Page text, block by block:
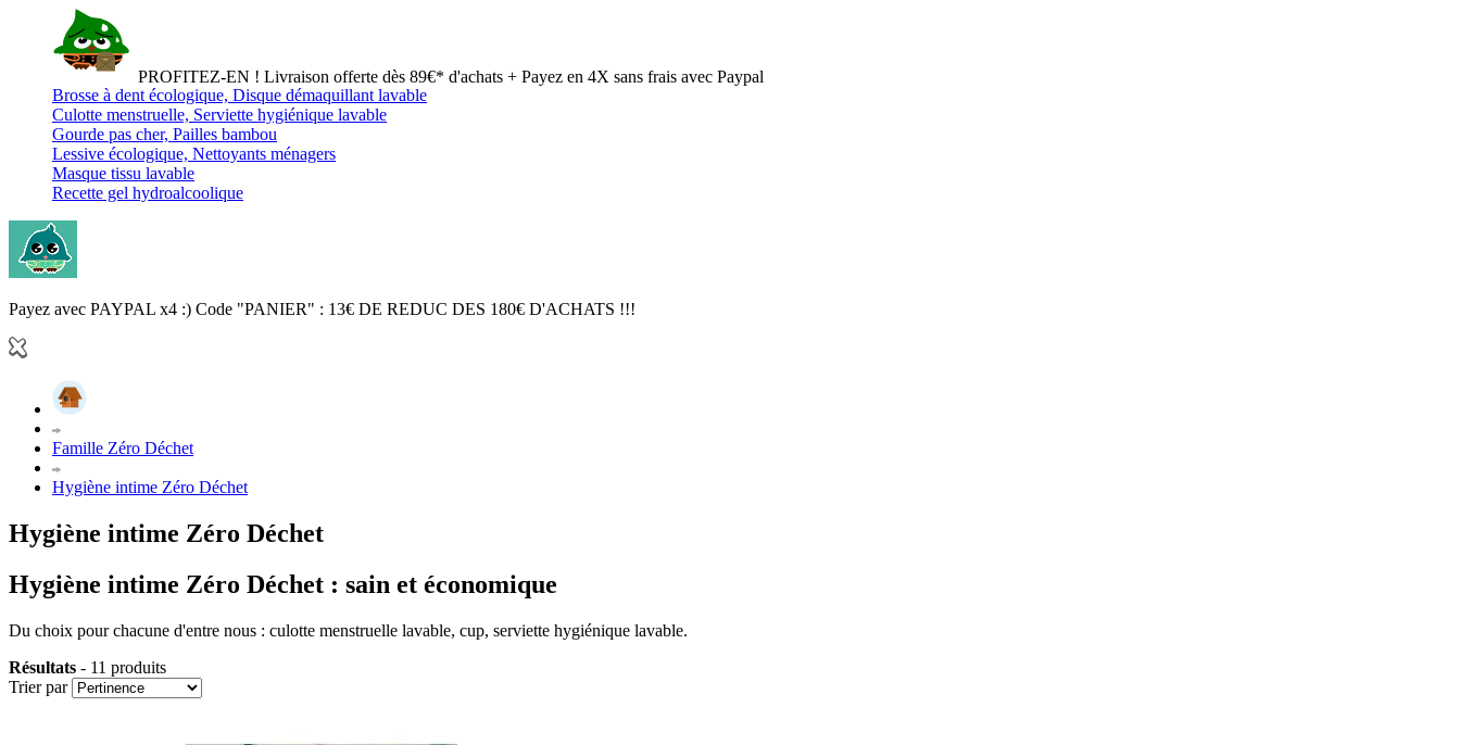
PROFITEZ-EN ! Livraison offerte dès 89€* d'achats + Payez en 4X sans frais avec Paypal
Brosse à dent écologique, Disque démaquillant lavable
Culotte menstruelle, Serviette hygiénique lavable
Gourde pas cher, Pailles bambou
Lessive écologique, Nettoyants ménagers
Masque tissu lavable
Recette gel hydroalcoolique
Payez avec PAYPAL x4 :) Code "PANIER" : 13€ DE REDUC DES 180€ D'ACHATS !!!
Famille Zéro Déchet
Hygiène intime Zéro Déchet
Hygiène intime Zéro Déchet
Hygiène intime Zéro Déchet : sain et économique
Du choix pour chacune d'entre nous : culotte menstruelle lavable, cup, serviette hygiénique lavable.
Résultats - 11 produits
Trier par